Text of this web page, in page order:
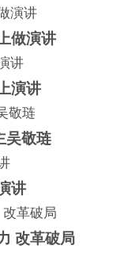
做演讲
演讲
吴敬琏
讲
改革破局